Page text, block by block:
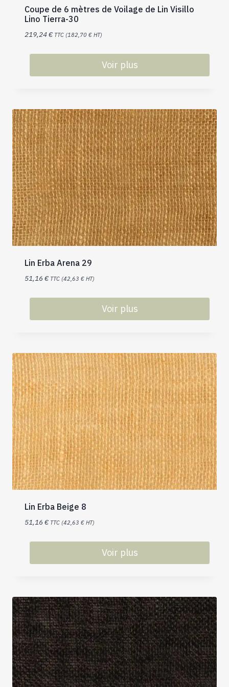
Coupe de 6 mètres de Voilage de Lin Visillo
Lino Tierra-30
219,24€ TTC (182,70 € HT)
Voir plus
Lin Erba Arena 29
51,16 € TTC (42,63 € HT)
Voir plus
Lin Erba Beige 8
51,16 € TTC (42,63 € HT)
Voir plus